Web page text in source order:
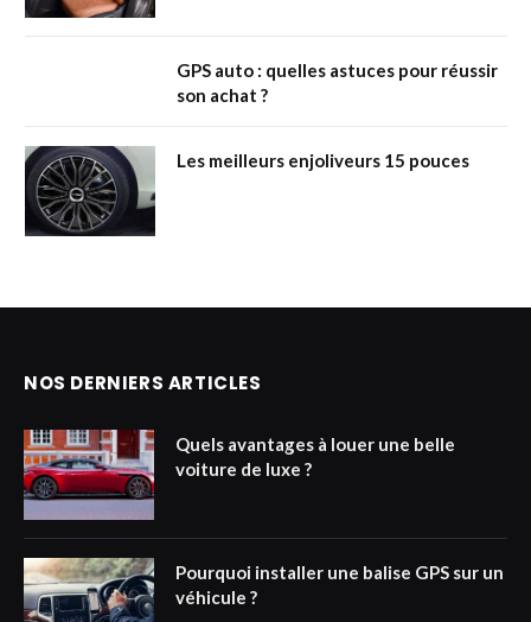
GPS auto : quelles astuces pour réussir
son achat ?
Les meilleurs enjoliveurs 15 pouces
NOS DERNIERS ARTICLES
Quels avantages à louer une belle
voiture de luxe ?
Pourquoi installer une balise GPS sur un
véhicule ?